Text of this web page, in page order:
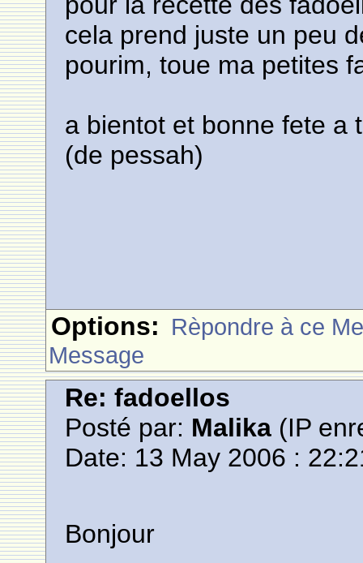
cela prend juste un peu
pourim, toue ma petites
a bientot et bonne fete a
(de pessah)
Options: Rèpondre à ce
Message
Re: fadoellos
Posté par: Malika (IP
Date: 13 May 2006 :
Bonjour